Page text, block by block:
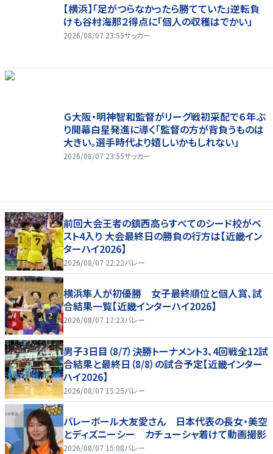
【横浜】「足がつらなかったら勝てていた」逆転負
けも谷村海那２得点に「個人の収穫はでかい」
2026/08/07 23:55サッカー
Ｇ大阪・明神智和監督がリーグ戦初采配で６年ぶ
り開幕白星発進に導く「監督の方が背負うものは
大きい。選手時代より嬉しいかもしれない」
2026/08/07 23:55サッカー
前回大会王者の鎮西高らすべてのシード校がベ
スト4入り 大会最終日の勝負の行方は【近畿イン
ターハイ2026】
2026/08/07 22:22バレー
横浜隼人が初優勝 女子最終順位と個人賞、試
合結果一覧【近畿インターハイ2026】
2026/08/07 17:23バレー
男子3日目（8/7）決勝トーナメント3、4回戦全12試
合結果と最終日（8/8）の試合予定【近畿インター
ハイ2026】
2026/08/07 15:25バレー
バレーボール大友愛さん 日本代表の長女・美空
とディズニーシー カチューシャ着けて動画撮影
2026/08/07 15:08バレー